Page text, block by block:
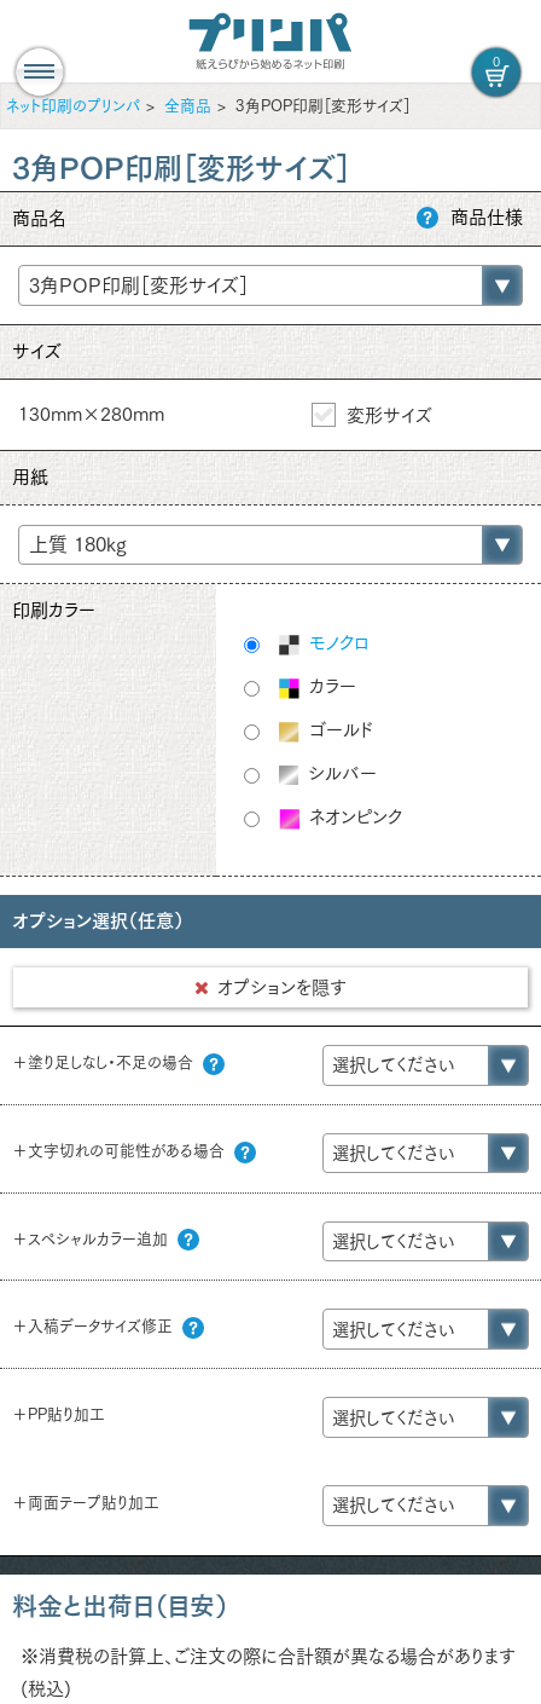
0
ネット印刷のプリンパ 全商品 3角POP印刷［変形サイズ］
3角POP印刷［変形サイズ］
商品名 商品仕様
サイズ
130mm×280mm 変形サイズ
用紙
印刷カラー
モノクロ
カラー
ゴールド
シルバー
ネオンピンク
オプション選択（任意）
オプションを隠す
＋塗り足しなし・不足の場合
＋文字切れの可能性がある場合
＋スペシャルカラー追加
＋入稿データサイズ修正
＋PP貼り加工
＋両面テープ貼り加工
料金と出荷日（目安）
※消費税の計算上、ご注文の際に合計額が異なる場合があります
(税込)